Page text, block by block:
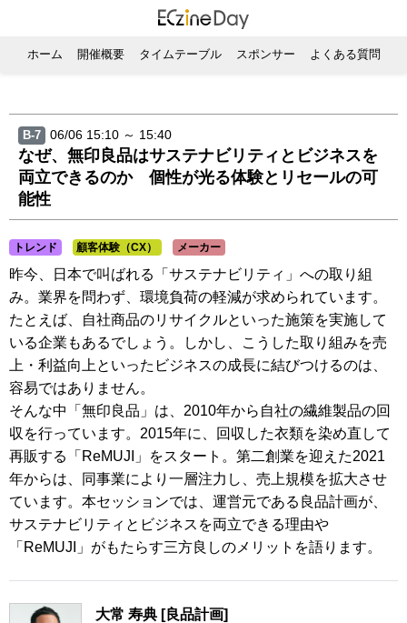
ホーム 開催概要 タイムテーブル スポンサー よくある質問
B-7 06/06 15:10 ～ 15:40
なぜ、無印良品はサステナビリティとビジネスを
両立できるのか 個性が光る体験とリセールの可
能性
トレンド 顧客体験（CX） メーカー
昨今、日本で叫ばれる「サステナビリティ」への取り組
み。業界を問わず、環境負荷の軽減が求められています。
たとえば、自社商品のリサイクルといった施策を実施して
いる企業もあるでしょう。しかし、こうした取り組みを売
上・利益向上といったビジネスの成長に結びつけるのは、
容易ではありません。
そんな中「無印良品」は、2010年から自社の繊維製品の回
収を行っています。2015年に、回収した衣類を染め直して
再販する「ReMUJI」をスタート。第二創業を迎えた2021
年からは、同事業により一層注力し、売上規模を拡大させ
ています。本セッションでは、運営元である良品計画が、
サステナビリティとビジネスを両立できる理由や
「ReMUJI」がもたらす三方良しのメリットを語ります。
大常 寿典 [良品計画]